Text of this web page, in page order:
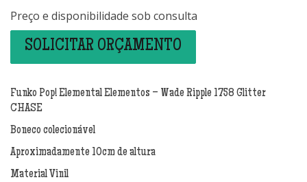
Preço e disponibilidade sob consulta
SOLICITAR ORÇAMENTO
Funko Pop! Elemental Elementos – Wade Ripple 1758 Glitter
CHASE
Boneco colecionável
Aproximadamente 10cm de altura
Material Vinil